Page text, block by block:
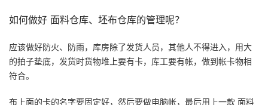
如何做好 面料仓库、坯布仓库的管理呢？
应该做好防火、防雨，库房除了发货人员，其他人不得进入，用大
的拍子垫底，发货时货物堆上要有卡，库工要有帐，做到帐卡物相
符合。
布上面的卡的名字要固定好，然后要做电脑帐，最后用上一款 面料